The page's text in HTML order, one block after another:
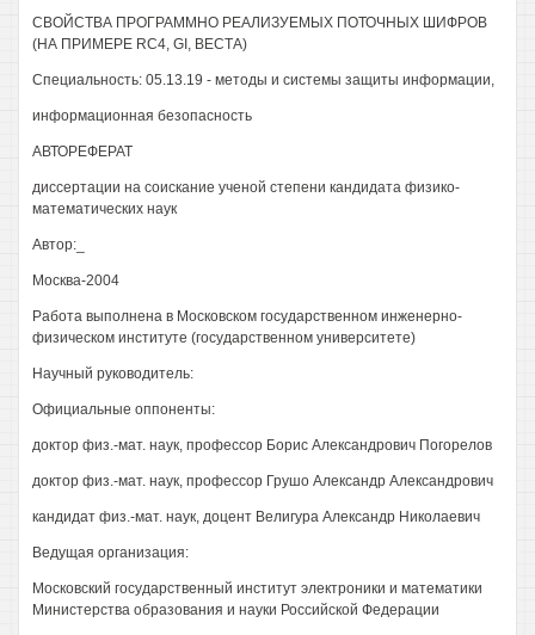
СВОЙСТВА ПРОГРАММНО РЕАЛИЗУЕМЫХ ПОТОЧНЫХ ШИФРОВ
(НА ПРИМЕРЕ RC4, GI, ВЕСТА)
Специальность: 05.13.19 - методы и системы защиты информации,
информационная безопасность
АВТОРЕФЕРАТ
диссертации на соискание ученой степени кандидата физико-
математических наук
Автор:_
Москва-2004
Работа выполнена в Московском государственном инженерно-
физическом институте (государственном университете)
Научный руководитель:
Официальные оппоненты:
доктор физ.-мат. наук, профессор Борис Александрович Погорелов
доктор физ.-мат. наук, профессор Грушо Александр Александрович
кандидат физ.-мат. наук, доцент Велигура Александр Николаевич
Ведущая организация:
Московский государственный институт электроники и математики
Министерства образования и науки Российской Федерации